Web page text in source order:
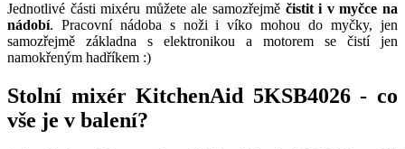
Jednotlivé části mixéru můžete ale samozřejmě čistit i v myčce na
nádobí. Pracovní nádoba s noži i víko mohou do myčky, jen
samozřejmě základna s elektronikou a motorem se čistí jen
namokřeným hadříkem :)
Stolní mixér KitchenAid 5KSB4026 - co
vše je v balení?